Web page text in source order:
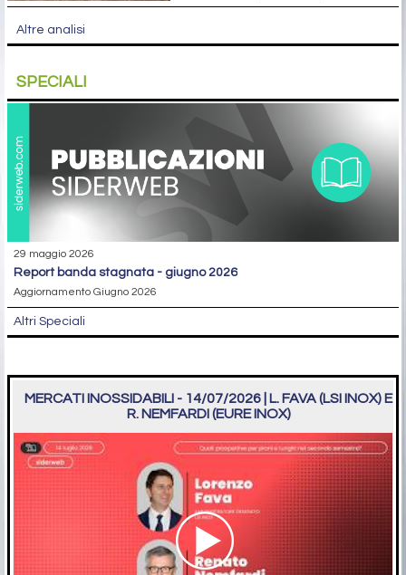
Altre analisi
SPECIALI
29 maggio 2026
report banda stagnata - giugno 2026
Aggiornamento Giugno 2026
Altri Speciali
MERCATI INOSSIDABILI - 14/07/2026 | L. FAVA (LSI INOX) E
R. NEMFARDI (EURE INOX)